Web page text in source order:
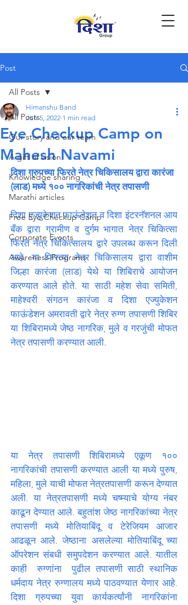
Post
All Posts
Our story and our team
A gift of vision
Knowledge sharing
Marathi articles
Free Eye Checkup Camp
Corporate Events
Awareness Programs
All Posts
Eye Checkup Camp on
Mahesh Navami
Himanshu Band
Jun 5, 2022 1 min read
दिशा ग्रुपच्या फिरते नेत्र चिकिसालय द्वारा कारंजा
(लाड) मध्ये १०० नागरिकांची नेत्र तपासणी
दिशा एज्युकेशन फाऊंडेशन व दिशा इंटरनॅशनल आय
बँक द्वारा ग्रामीण व दुर्गम भागात नेत्र चिकित्सा
फिरते नेत्र चिकित्सालय द्वारे उपलब्ध करून दिली
आहे. या फिरत्या नेत्र चिकिसालय द्वारा वाशीम
जिल्हा कारंजा (लाड) येथे या शिबिराचे आयोजन
करण्यात आले होते. या साठी महेश सेवा समिती,
माहेश्वरी संगठन कारंजा व दिशा एज्युकेशन
फाऊंडेशन अमरावती द्वारे नेत्र रुग्ण तपासणी शिबिर
या शिबिरामध्ये जेष्ठ नागरिक, मुले व गरजुंची मोफत
नेत्र तपासणी करण्यात आली.
या नेत्र तपासणी शिबिरामध्ये एकूण १००
नागरिकांची तपासणी करण्यात आली या मध्ये पुरुष,
महिला, मुले याची मोफत नेत्रतपासणी करून देण्यात
अली. या नेत्रतपासणी मध्ये चष्म्याचे योग्य नंबर
काढून देण्यात आले. बहुतांश जेष्ठ नागरिकांच्या नेत्र
तपासणी मध्ये मोतियाबिंदू व टेरेजियम आजार
आढळून आले. जेष्ठाना असलेल्या मोतियाबिंदू च्या
ऑपरेशन संबधी समुपदेशन करण्यात आले. यातील
काही  रुग्णांना  पुढील तपासणी साठी स्थानिक
धर्मदाय नेत्र रुग्णालय मध्ये पाठवण्यात येणार आहे.
दिशा ग्रुपच्या युवा कार्यकर्त्यांनी नागरिकांना